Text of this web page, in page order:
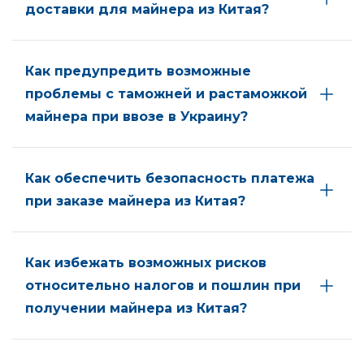
доставки для майнера из Китая?
Как предупредить возможные
проблемы с таможней и растаможкой
майнера при ввозе в Украину?
Как обеспечить безопасность платежа
при заказе майнера из Китая?
Как избежать возможных рисков
относительно налогов и пошлин при
получении майнера из Китая?